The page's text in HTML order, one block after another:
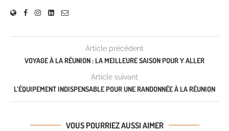
Article précédent
VOYAGE À LA RÉUNION : LA MEILLEURE SAISON POUR Y ALLER
Article suivant
L’ÉQUIPEMENT INDISPENSABLE POUR UNE RANDONNÉE À LA RÉUNION
VOUS POURRIEZ AUSSI AIMER